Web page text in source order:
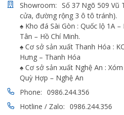
Showroom: Số 37 Ngõ 509 Vũ
cửa, đường rộng 3 ô tô tránh).
♠ Kho đá Sài Gòn : Quốc lộ 1A
Tân – Hồ Chí Minh.
♠ Cơ sở sản xuất Thanh Hóa :
Hưng – Thanh Hóa
♠ Cơ sở sản xuất Nghệ An :
Quỳ Hợp – Nghệ An
Phone: 0986.244.356
Hotline / Zalo: 0986.244.356